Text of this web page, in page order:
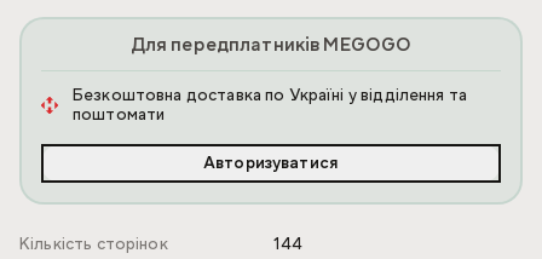
Для передплатників MEGOGO
Безкоштовна доставка по Україні у відділення та
поштомати
Авторизуватися
Кількість сторінок
144